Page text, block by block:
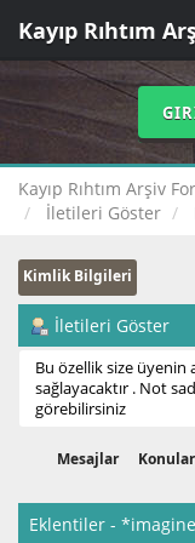
Kayıp Rıhtım
Kayıp Rıhtım Arşiv
İletileri Göster
Kimlik Bilgileri
İletileri Göster
Bu özellik size üyenin
sağlayacaktır . Not
görebilirsiniz
Mesajlar Konular
Eklentiler -